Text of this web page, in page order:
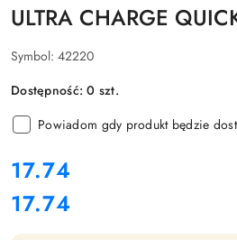
ULTRA CHARGE
Symbol: 42220
Dostępność:0 szt.
Powiadom gdy produkt będzie
cena:
17.74
Cena:
17.74